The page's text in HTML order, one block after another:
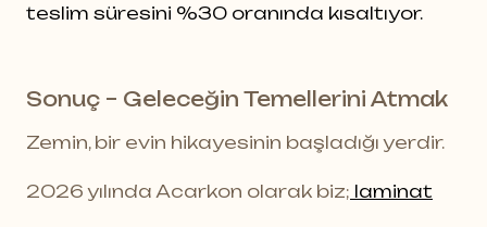
teslim süresini %30 oranında kısaltıyor.
Sonuç – Geleceğin Temellerini Atmak
Zemin, bir evin hikayesinin başladığı yerdir.
2026 yılında Acarkon olarak biz; laminat